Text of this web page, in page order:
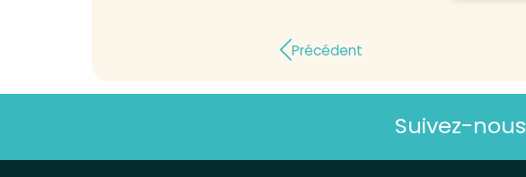
Précédent
Suivez-nous